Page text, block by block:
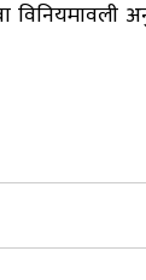
विनियमावली